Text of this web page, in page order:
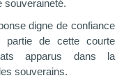
souveraineté.
digne de confiance
partie de cette courte
apparus dans la
souverains.